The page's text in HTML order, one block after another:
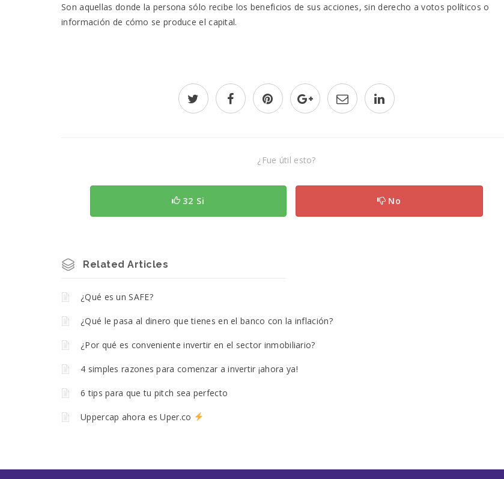
Son aquellas donde la persona sólo recibe los beneficios de sus acciones, sin derecho a votos políticos o
información de cómo se produce el capital.
¿Fue útil esto?
32 Si No
Related Articles
¿Qué es un SAFE?
¿Qué le pasa al dinero que tienes en el banco con la inflación?
¿Por qué es conveniente invertir en el sector inmobiliario?
4 simples razones para comenzar a invertir ¡ahora ya!
6 tips para que tu pitch sea perfecto
Uppercap ahora es Uper.co